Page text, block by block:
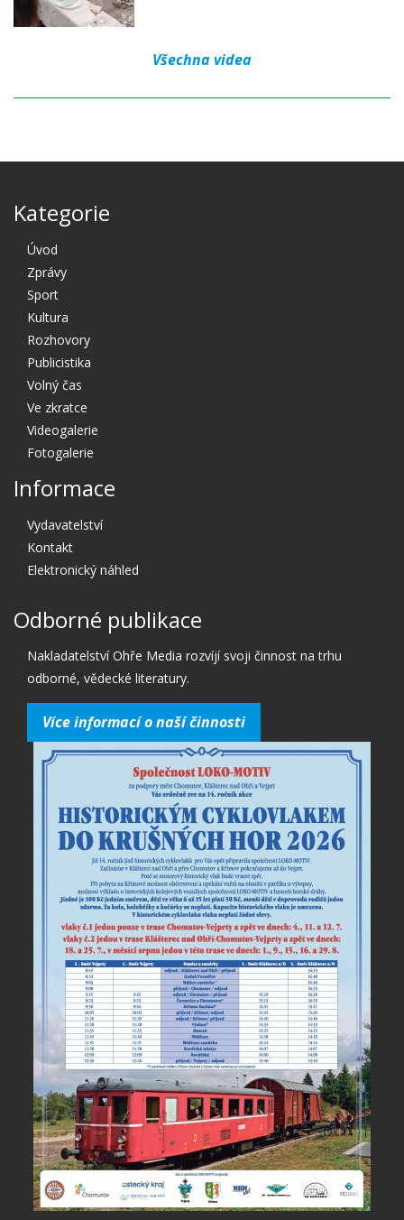
Všechna videa
Kategorie
Úvod
Zprávy
Sport
Kultura
Rozhovory
Publicistika
Volný čas
Ve zkratce
Videogalerie
Fotogalerie
Informace
Vydavatelství
Kontakt
Elektronický náhled
Odborné publikace
Nakladatelství Ohře Media rozvíjí svoji činnost na trhu
odborné, vědecké literatury.
Více informací o naší činnosti